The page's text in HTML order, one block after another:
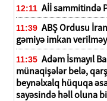
12:11 Aİİ sammitində
11:39 ABŞ Ordusu
gəmiyə imkan
11:35 Adəm İsmayıl
münaqişələr belə,
beynəlxalq hüquqa
sayəsində həll oluna